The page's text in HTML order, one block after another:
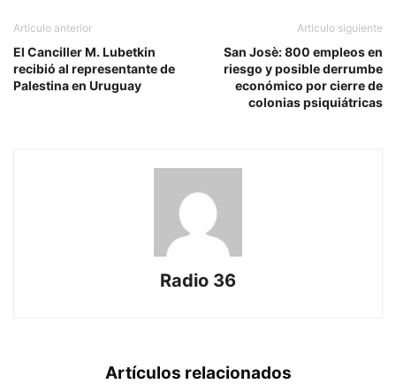
Artículo anterior
El Canciller M. Lubetkin
recibió al representante de
Palestina en Uruguay
Artículo siguiente
San Josè: 800 empleos en
riesgo y posible derrumbe
económico por cierre de
colonias psiquiátricas
Radio 36
Artículos relacionados